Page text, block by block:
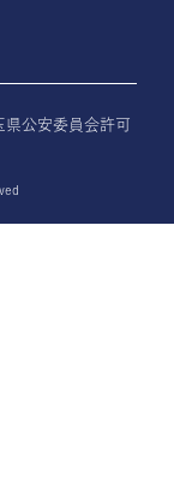
県公安委員会許可